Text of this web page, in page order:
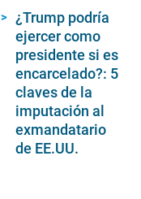
¿Trump podría
ejercer como
presidente si es
encarcelado?: 5
claves de la
imputación al
exmandatario
de EE.UU.